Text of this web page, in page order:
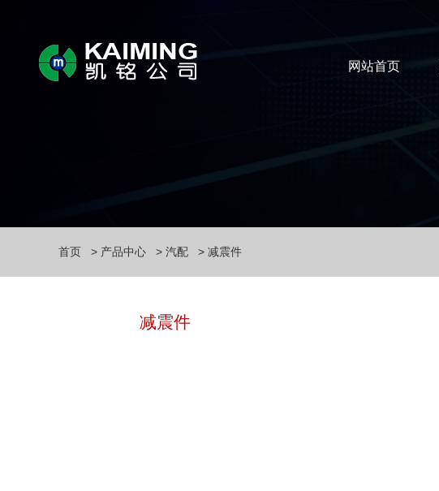
网站首页
首页 产品中心 汽配 减震件
减震件